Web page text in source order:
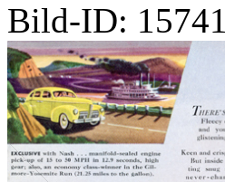
Bild-ID: 15741